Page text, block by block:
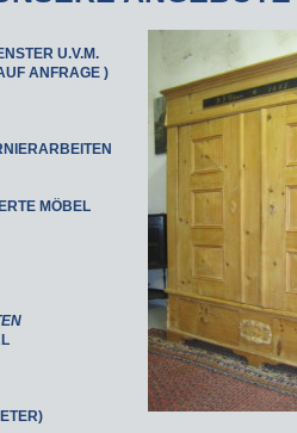
U.V.M.
ANFRAGE )
MÖBEL